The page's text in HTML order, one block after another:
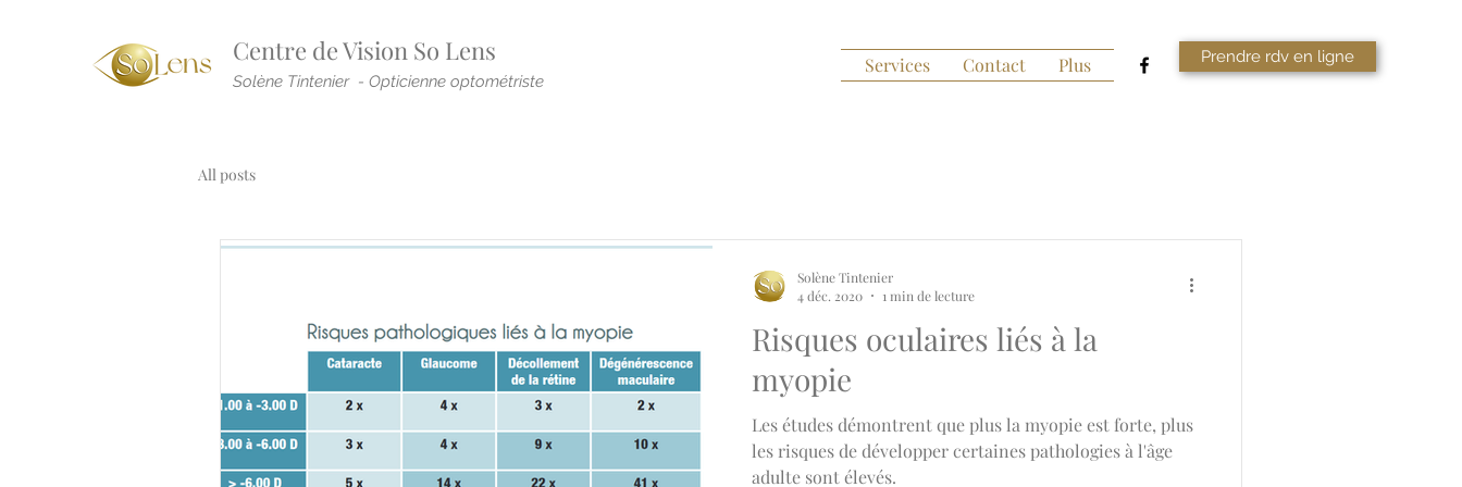
Centre de Vision So Lens
Solène Tintenier - Opticienne optométriste
Services Contact Plus Prendre rdv en ligne
All posts
Risques oculaires liés à la
myopie
Les études démontrent que plus la myopie est forte, plus
les risques de développer certaines pathologies à l'âge
adulte sont élevés.
Solène Tintenier
4 déc. 2020
1 min de lecture